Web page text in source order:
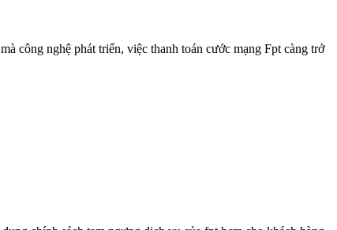
công nghệ phát triển, việc thanh toán cước mạng Fpt càng trở